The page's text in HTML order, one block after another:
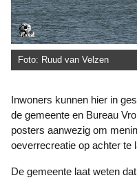
Foto: Ruud van Velzen
Inwoners kunnen hier in gesprek gaan met medewerkers van
de gemeente en Bureau
posters aanwezig om
oeverrecreatie op achter te
De gemeente laat weten dat er is nog geen plan, voorstel of